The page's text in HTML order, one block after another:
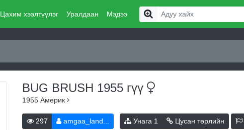
Цахим хээлтүүлэг Уралдаан Мэдээ
BUG BRUSH 1955 гүү
1955 Америк
297 amgaa_land... Унага 1 Цусан төрлийн